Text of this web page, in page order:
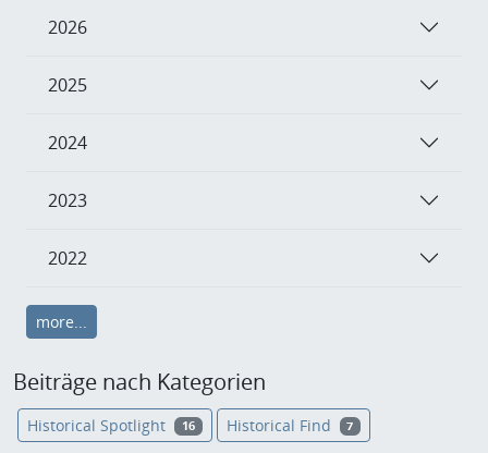
2026
2025
2024
2023
2022
more...
Beiträge nach Kategorien
Historical Spotlight 16 Historical Find 7